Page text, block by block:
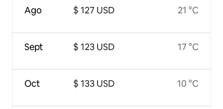
Ago
Sept
Oct
$ 127 USD
$ 123 USD
$ 133 USD
21 °C
17 °C
10 °C